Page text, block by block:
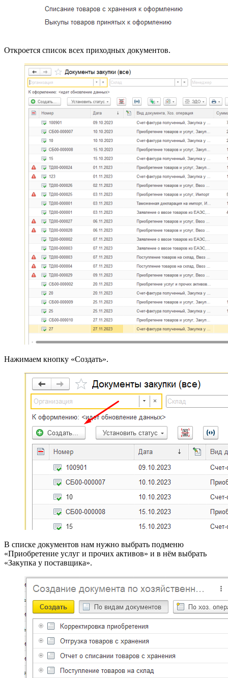
Откроется список всех приходных документов.
Нажимаем кнопку «Создать».
В списке документов нам нужно выбрать подменю
«Приобретение услуг и прочих активов» и в нём выбрать
«Закупка у поставщика».